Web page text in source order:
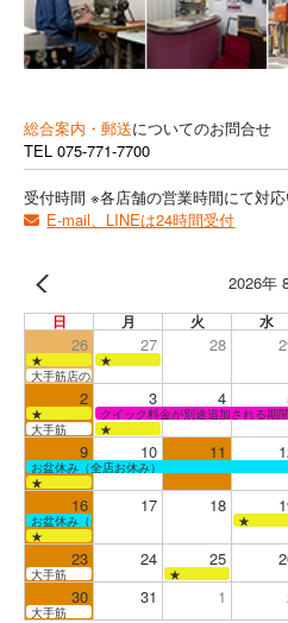
総合案内・郵送についてのお問合せ
TEL 075-771-7700
受付時間 ※各店舗の営業時間にて対応
E-mail、LINEは24時間受付
2026年
日 月 火 水
26 27 28
★ ★
大手筋店のみ営業
2 3 4
★
クイック料金が別途追加される期
大手筋
★
9 10 11
お盆休み（全店お休み）
★
16 17 18
お盆休み（全店お休み） ★
★
23 24 25
大手筋 ★
30 31 1
大手筋